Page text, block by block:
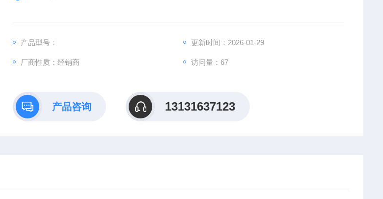
产品型号： 更新时间：2026-01-29
厂商性质：经销商 访问量：67
产品咨询 13131637123